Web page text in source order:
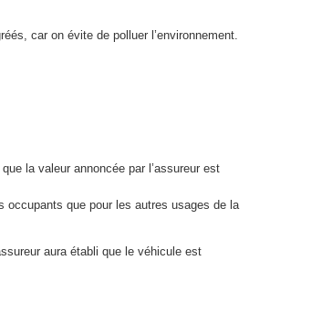
car on évite de polluer l’environnement.
la valeur annoncée par l’assureur est
occupants que pour les autres usages de la
aura établi que le véhicule est